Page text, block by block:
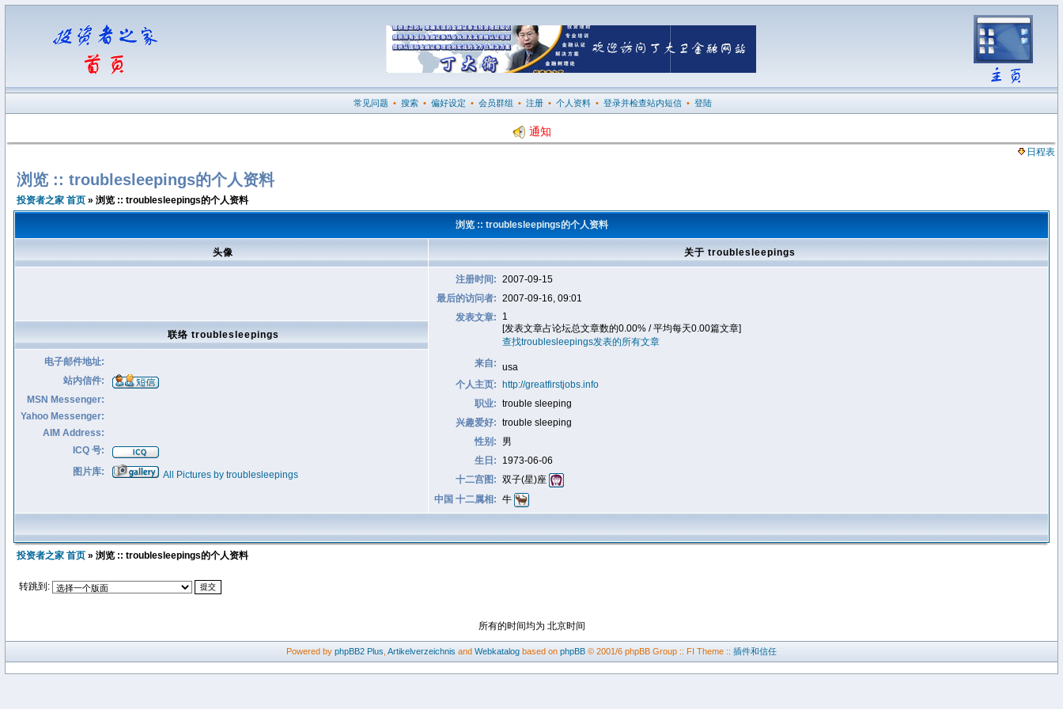
常见问题 • 搜索 • 偏好设定 • 会员群组 • 注册 • 个人资料 • 登录并检查站内短信 • 登陆
通知
日程表
浏览 :: troublesleepings的个人资料
投资者之家 首页 » 浏览 :: troublesleepings的个人资料
浏览 :: troublesleepings的个人资料
头像 关于 troublesleepings
注册时间: 2007-09-15
最后的访问者: 2007-09-16, 09:01
发表文章:
1
[发表文章占论坛总文章数的0.00% / 平均每天0.00篇文章]
查找troublesleepings发表的所有文章
来自: usa
个人主页:
http://greatfirstjobs.info
职业: trouble sleeping
兴趣爱好: trouble sleeping
性别:
男
生日:
1973-06-06
十二宫图: 双子(星)座
中国 十二属相: 牛
联络 troublesleepings
电子邮件地址:
站内信件:
MSN Messenger:
Yahoo Messenger:
AIM Address:
ICQ 号:
图片库:
All Pictures by troublesleepings
投资者之家 首页 » 浏览 :: troublesleepings的个人资料
转跳到:
所有的时间均为 北京时间
Powered by phpBB2 Plus Artikelverzeichnis and Webkatalog based on phpBB © 2001/6 phpBB Group :: FI Theme :: 插件和信任